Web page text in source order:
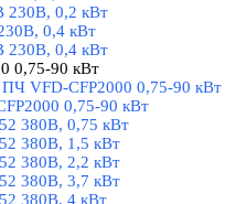
230В, 0,2 кВт
0,4 кВт
230В, 0,4 кВт
0,75-90 кВт
ПЧ VFD-CFP2000 0,75-90 кВт
0,75-90 кВт
380В, 0,75 кВт
380В, 1,5 кВт
380В, 2,2 кВт
380В, 3,7 кВт
380В, 4 кВт